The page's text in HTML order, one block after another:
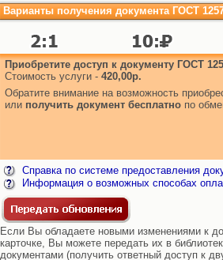
Варианты получения документа ГОСТ
Приобретите доступ к документу ГОСТ
Стоимость услуги - 420,00р.
Обратите внимание на возможность
или получить документ бесплатно по
Справка по системе предоставления
Информация о возможных способах
Если Вы обладаете новыми изменениями к
карточке, Вы можете передать их в
документами (получить ответный доступ к